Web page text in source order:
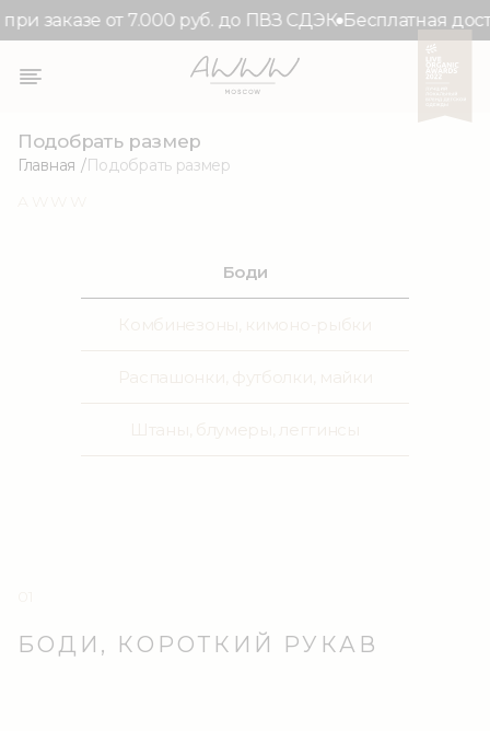
заказе от 7.000 руб. до ПВЗ СДЭК Бесплатная
Подобрать размер
Главная Подобрать размер
Боди
БОДИ, КОРОТКИЙ РУКАВ